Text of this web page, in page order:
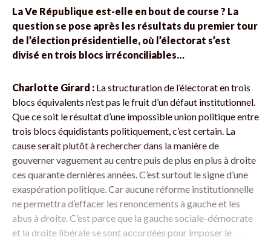
La Ve République est-elle en bout de course ? La
question se pose après les résultats du premier tour
de l’élection présidentielle, où l’électorat s’est
divisé en trois blocs irréconciliables…
Charlotte Girard : La structuration de l’électorat en trois
blocs équivalents n’est pas le fruit d’un défaut institutionnel.
Que ce soit le résultat d’une impossible union politique entre
trois blocs équidistants politiquement, c’est certain. La
cause serait plutôt à rechercher dans la manière de
gouverner vaguement au centre puis de plus en plus à droite
ces quarante dernières années. C’est surtout le signe d’une
exaspération politique. Car aucune réforme institutionnelle
ne permettra d’effacer les renoncements à gauche et les
abus à droite. C’est parce que la gauche sociale-démocrate
et la droite libérale se sont accordées pour imposer le